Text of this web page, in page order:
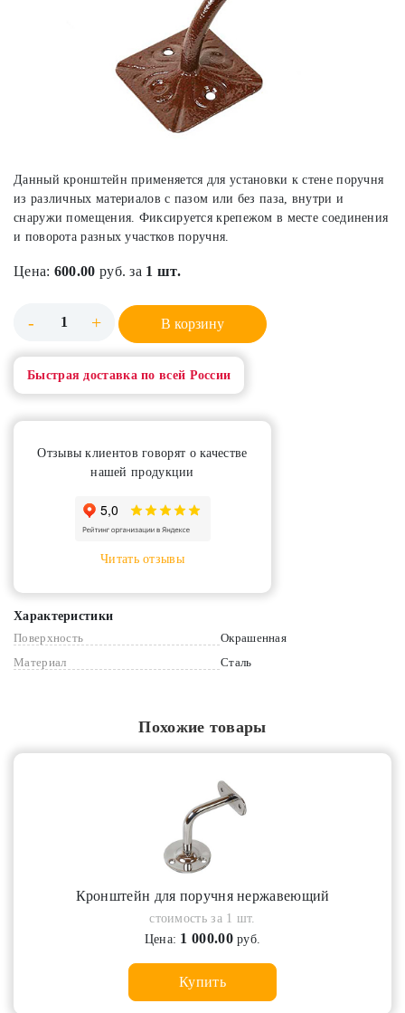
Данный кронштейн применяется для установки к стене поручня
из различных материалов с пазом или без паза, внутри и
снаружи помещения. Фиксируется крепежом в месте соединения
и поворота разных участков поручня.
Цена: 600.00 руб. за 1 шт.
- + В корзину
Быстрая доставка по всей России
Отзывы клиентов говорят о качестве
нашей продукции
Читать отзывы
Характеристики
Поверхность
Окрашенная
Материал
Сталь
Похожие товары
Кронштейн для поручня нержавеющий
стоимость за 1 шт.
Цена: 1 000.00руб.
Купить